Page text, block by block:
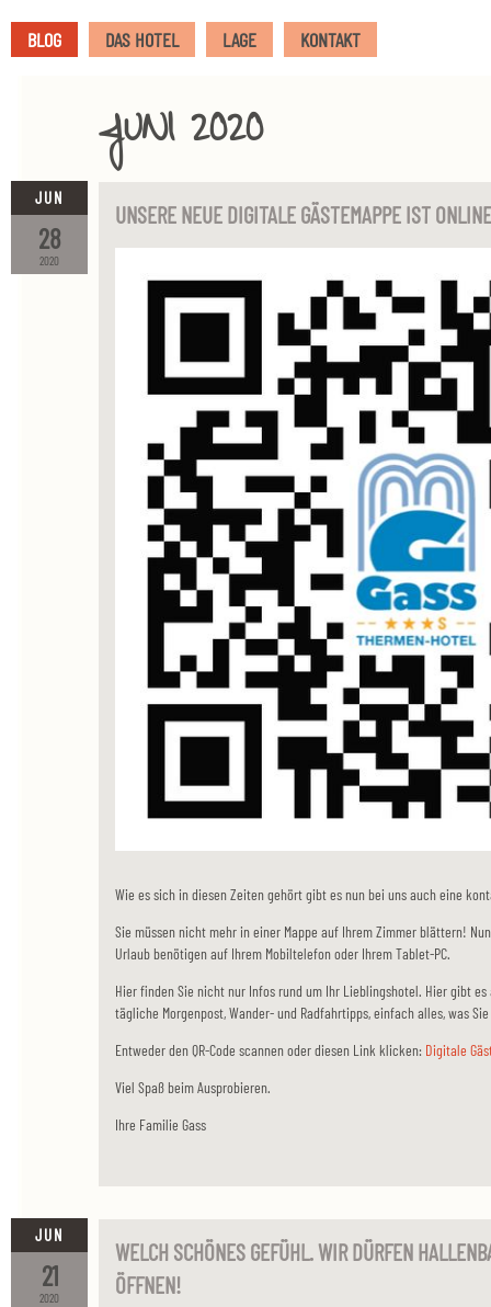
BLOG DAS HOTEL LAGE KONTAKT
JUNI 2020
2020
28
JUN
UNSERE NEUE DIGITALE GÄSTEMAPPE IST ONLINE
Wie es sich in diesen Zeiten gehört gibt es nun bei uns auch eine
Sie müssen nicht mehr in einer Mappe auf Ihrem Zimmer blättern!
Urlaub benötigen auf Ihrem Mobiltelefon oder Ihrem Tablet-PC.
Hier finden Sie nicht nur Infos rund um Ihr Lieblingshotel. Hier gibt
tägliche Morgenpost, Wander- und Radfahrtipps, einfach alles, was
Entweder den QR-Code scannen oder diesen Link klicken: Digitale
Viel Spaß beim Ausprobieren.
Ihre Familie Gass
2020
21
JUN
WELCH SCHÖNES GEFÜHL. WIR DÜRFEN
ÖFFNEN!